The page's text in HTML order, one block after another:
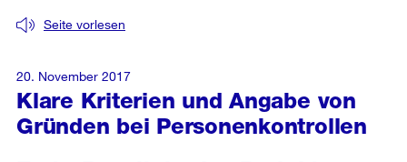
Klare Kriterien und Angabe von
Gründen bei Personenkontrollen
Seite vorlesen
20. November 2017